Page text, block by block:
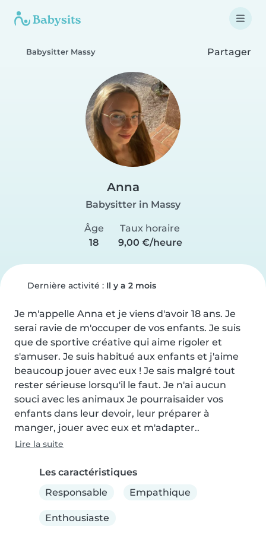
Babysitter Massy Partager
Anna
Babysitter in Massy
Âge
18
Taux horaire
9,00 €/heure
Dernière activité : Il y a 2 mois
Je m'appelle Anna et je viens d'avoir 18 ans. Je
serai ravie de m'occuper de vos enfants. Je suis
que de sportive créative qui aime rigoler et
s'amuser. Je suis habitué aux enfants et j'aime
beaucoup jouer avec eux ! Je sais malgré tout
rester sérieuse lorsqu'il le faut. Je n'ai aucun
souci avec les animaux Je pourraisaider vos
enfants dans leur devoir, leur préparer à
manger, jouer avec eux et m'adapter..
Lire la suite
Les caractéristiques
Responsable
Empathique
Enthousiaste